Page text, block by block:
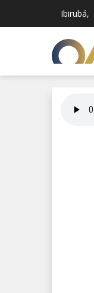
Ibirubá,